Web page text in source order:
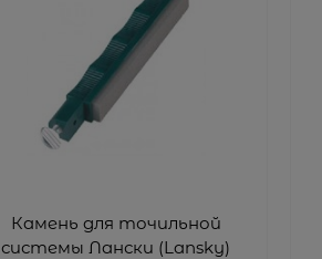
Камень для точильной
системы Лански (Lansky)